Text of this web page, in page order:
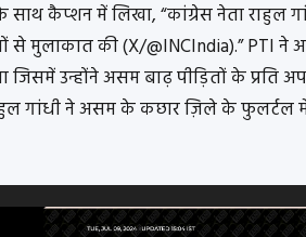
साथ कैप्शन में लिखा, “कांग्रेस नेता राहुल
से मुलाकात की (X/@INCIndia).” PTI ने
जिसमें उन्होंने असम बाढ़ पीड़ितों के प्रति
गांधी ने असम के कछार ज़िले के फुलर्टल में